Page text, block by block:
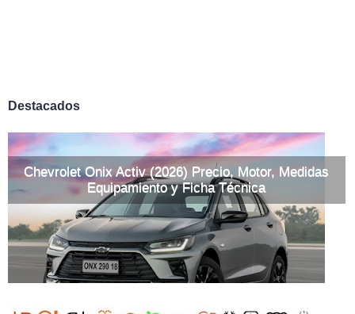
Destacados
Chevrolet Onix Activ (2026) Precio, Motor, Medidas
Equipamiento y Ficha Técnica